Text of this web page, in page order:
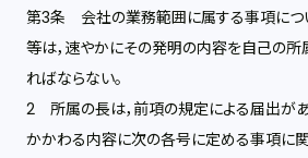
第3条 会社の業務範囲に属する事項につ
等は，速やかにその発明の内容を自己の
ればならない。
2 所属の長は，前項の規定による届出が
かかわる内容に次の各号に定める事項に